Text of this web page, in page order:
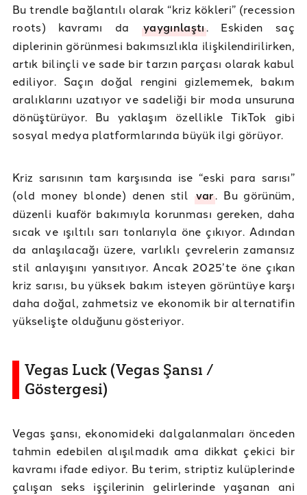
Bu trendle bağlantılı olarak “kriz kökleri” (recession
roots) kavramı dayaygınlaştı. Eskiden saç
diplerinin görünmesi bakımsızlıkla ilişkilendirilirken,
artık bilinçli ve sade bir tarzın parçası olarak kabul
ediliyor. Saçın doğal rengini gizlememek, bakım
aralıklarını uzatıyor ve sadeliği bir moda unsuruna
dönüştürüyor. Bu yaklaşım özellikle TikTok gibi
sosyal medya platformlarında büyük ilgi görüyor.
Kriz sarısının tam karşısında ise “eski para sarısı”
(old money blonde) denen stil var. Bu görünüm,
düzenli kuaför bakımıyla korunması gereken, daha
sıcak ve ışıltılı sarı tonlarıyla öne çıkıyor. Adından
da anlaşılacağı üzere, varlıklı çevrelerin zamansız
stil anlayışını yansıtıyor. Ancak 2025’te öne çıkan
kriz sarısı, bu yüksek bakım isteyen görüntüye karşı
daha doğal, zahmetsiz ve ekonomik bir alternatifin
yükselişte olduğunu gösteriyor.
Vegas Luck (Vegas Şansı /
Göstergesi)
Vegas şansı, ekonomideki dalgalanmaları önceden
tahmin edebilen alışılmadık ama dikkat çekici bir
kavramı ifade ediyor. Bu terim, striptiz kulüplerinde
çalışan seks işçilerinin gelirlerinde yaşanan ani